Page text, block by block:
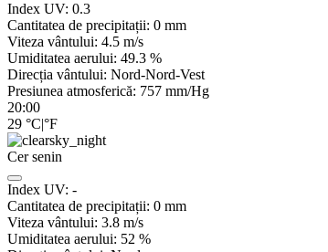
Index UV: 0.3
Cantitatea de precipitații: 0 mm
Viteza vântului: 4.5 m/s
Umiditatea aerului: 49.3 %
Direcția vântului: Nord-Nord-Vest
Presiunea atmosferică: 757 mm/Hg
20:00
29 °C|°F
Cer senin
Index UV: -
Cantitatea de precipitații: 0 mm
Viteza vântului: 3.8 m/s
Umiditatea aerului: 52 %